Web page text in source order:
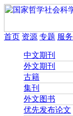
首页 资源 专题 服务
中文期刊
外文期刊
古籍
集刊
外文图书
优先发布论文